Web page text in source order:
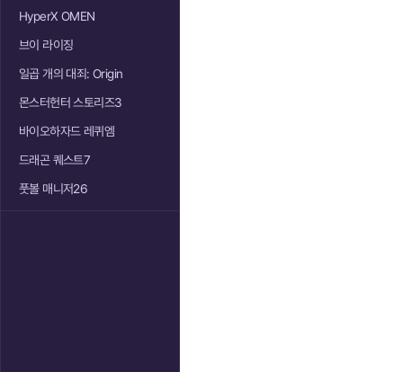
HyperX OMEN
브이 라이징
일곱 개의 대죄: Origin
몬스터헌터 스토리즈3
바이오하자드 레퀴엠
드래곤 퀘스트7
풋볼 매니저26